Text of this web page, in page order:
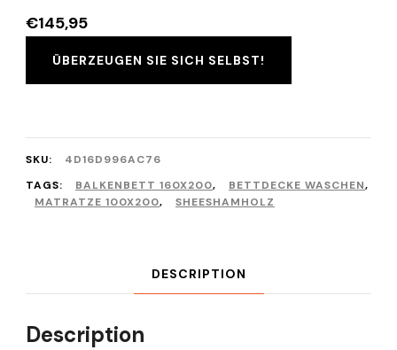
€145,95
ÜBERZEUGEN SIE SICH SELBST!
SKU:
4D16D996AC76
TAGS:
BALKENBETT 160X200, BETTDECKE WASCHEN,
MATRATZE 100X200, SHEESHAMHOLZ
DESCRIPTION
Description